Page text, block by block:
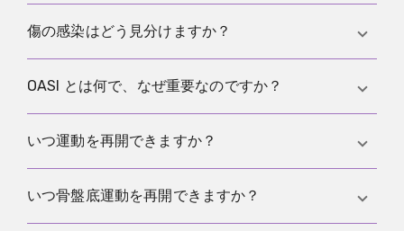
向きません。
けになります。ひどい場合は、便をやわらかくする
軽いチクチク感は普通ですが、糸が強くこすれる、
再診が必要です。
傷の感染はどう見分けますか？
痛みの増加、強い発赤、熱感、滲出液、悪臭、発熱
で診てもらう方がよいです。
OASI とは何で、なぜ重要なのですか？
OASI は肛門括約筋が損傷する傷を指します。修復と
スや便の保持問題を防ぐうえで重要だからです。
いつ運動を再開できますか？
やさしい運動は比較的早く再開できることが多いで
いつ骨盤底運動を再開できますか？